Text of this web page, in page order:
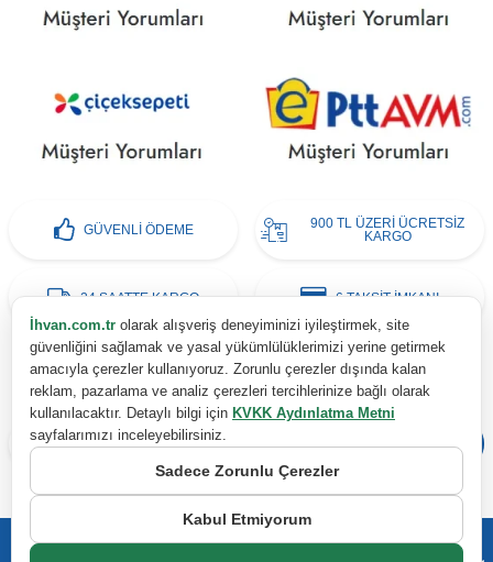
GÜVENLİ ÖDEME
900 TL ÜZERİ ÜCRETSİZ
KARGO
24 SAATTE KARGO 6 TAKSİT İMKANI
E-Bülten Aboneliği
Kampanya ve yeniliklerden haberdar olmak için e-bültenimize abone olun!
İhvan.com.tr olarak alışveriş deneyiminizi iyileştirmek, site
güvenliğini sağlamak ve yasal yükümlülüklerimizi yerine getirmek
amacıyla çerezler kullanıyoruz. Zorunlu çerezler dışında kalan
reklam, pazarlama ve analiz çerezleri tercihlerinize bağlı olarak
kullanılacaktır. Detaylı bilgi için KVKK Aydınlatma Metni
sayfalarımızı inceleyebilirsiniz.
Sadece Zorunlu Çerezler
Kabul Etmiyorum